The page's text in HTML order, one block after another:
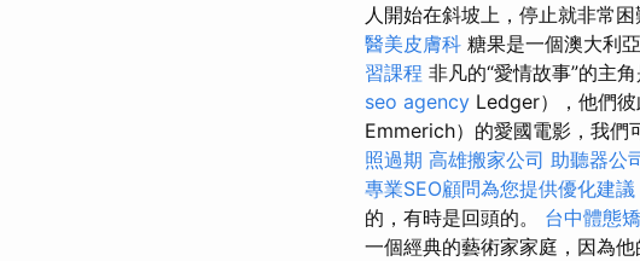
人開始在斜坡上，停止就非常
醫美皮膚科 糖果是一個澳大利
習課程 非凡的“愛情故事”的主
seo agency Ledger），他們
Emmerich）的愛國電影，我們
照過期 高雄搬家公司 助聽器公
專業SEO顧問為您提供優化建議
的，有時是回頭的。 台中體態
一個經典的藝術家家庭，因為